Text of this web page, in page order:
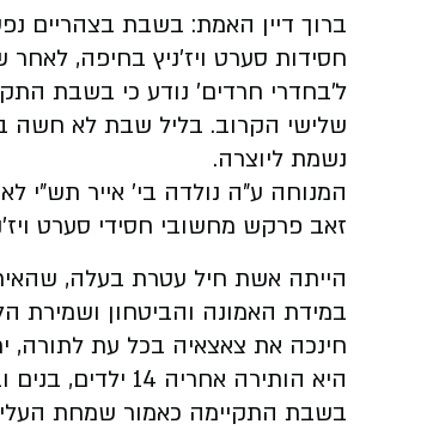
ברוך דיין האמת: בשבת בצהריים
חסידות סערט ויז'ניץ בחיפה, לאחר
ל'בחדרי חרדים' נודע כי בשבת
שלישי הקרוב. בליל שבת לא חשה
נשמת ליוצרה.
המנוחה ע"ה נולדה בי' אייר תש"י
זאב פרקש מחשובי חסידי סערט
הייתה אשת חיל עטרת בעלה,
במידת האמונה והביטחון ושמירת
חינכה את צאצאיה בכל עת לתורה,
היא הותירה אחריה 14 ילדים, בנים ובנות חתנים וצאצאים הממשיכים את דרכה.
בשבת התקיימה כאמור שמחת